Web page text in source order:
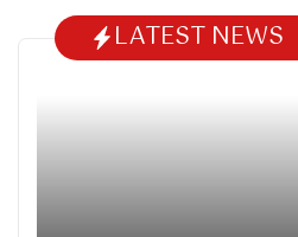
LATEST NEWS